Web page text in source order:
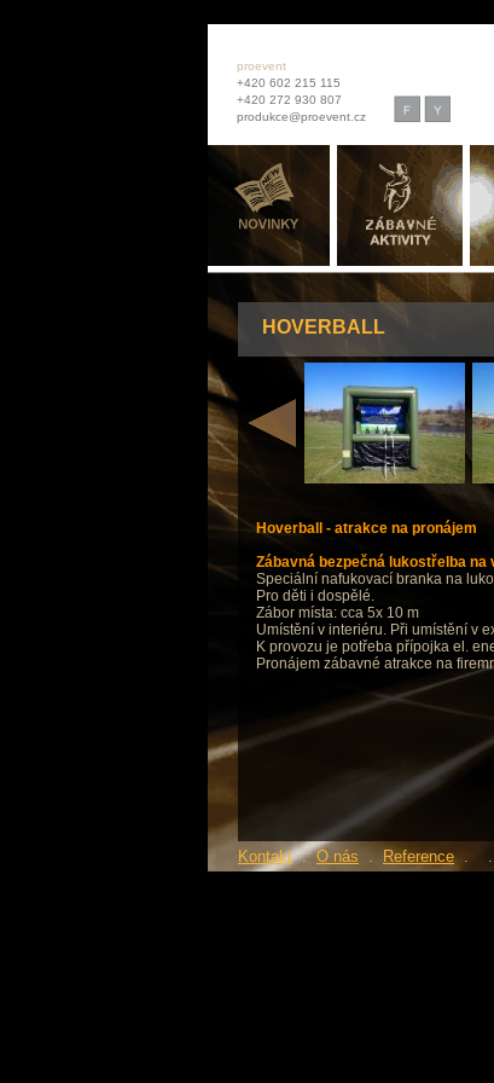
proevent
+420 602 215 115
+420 272 930 807
produkce@proevent.cz
HOVERBALL
Hoverball - atrakce na pronájem
Zábavná bezpečná lukostřelba
Speciální nafukovací branka na
Pro děti i dospělé.
Zábor místa: cca 5x 10 m
Umístění v interiéru. Při umístění v
K provozu je potřeba přípojka el.
Pronájem zábavné atrakce na
Kontakt.O nás . Reference. .